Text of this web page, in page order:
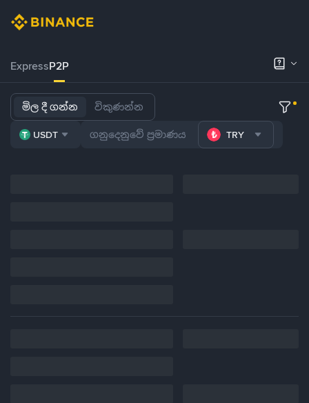
ExpressP2P
මිල දී ගන්න විකුණන්න
USDT TRY